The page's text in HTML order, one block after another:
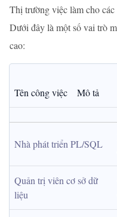
Thị trường việc làm cho
Dưới đây là một số vai trò
cao:
Tên công việc Mô tả
Nhà phát triển PL/SQL
Quản trị viên cơ sở dữ
liệu